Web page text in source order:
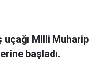
uçağı Milli Muharip
başladı.